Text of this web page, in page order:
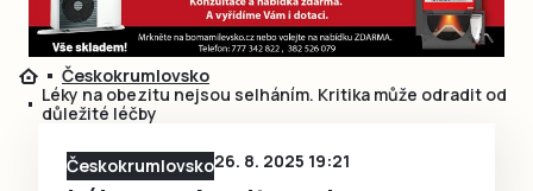
Přihlásit se
Přihlásit se přes Facebook
Ještě nemám účet, chci se
Speciální přílohy
Českokrumlovsko
Léky na obezitu nejsou selháním. Kritika může odradit od
důležité léčby
Českokrumlovsko26. 8. 2025 19:21